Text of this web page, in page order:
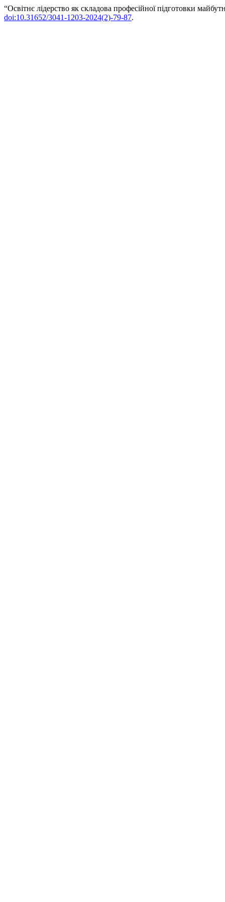
“Освітнє лідерство як складова професійної підготовки
doi:10.31652/3041-1203-2024(2)-79-87.